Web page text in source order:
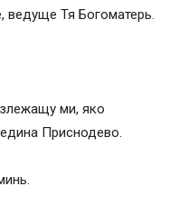
ведуще Тя Богомaтерь.
ми, яко
Приснодево.